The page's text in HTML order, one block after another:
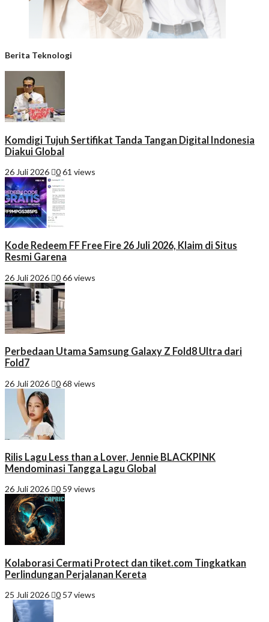
Berita Teknologi
Komdigi Tujuh Sertifikat Tanda Tangan Digital Indonesia
Diakui Global
26 Juli 2026 061 views
Kode Redeem FF Free Fire 26 Juli 2026, Klaim di Situs
Resmi Garena
26 Juli 2026 066 views
Perbedaan Utama Samsung Galaxy Z Fold8 Ultra dari
Fold7
26 Juli 2026 068 views
Rilis Lagu Less than a Lover, Jennie BLACKPINK
Mendominasi Tangga Lagu Global
26 Juli 2026 0 59 views
Kolaborasi Cermati Protect dan tiket.com Tingkatkan
Perlindungan Perjalanan Kereta
25 Juli 2026 0 57 views